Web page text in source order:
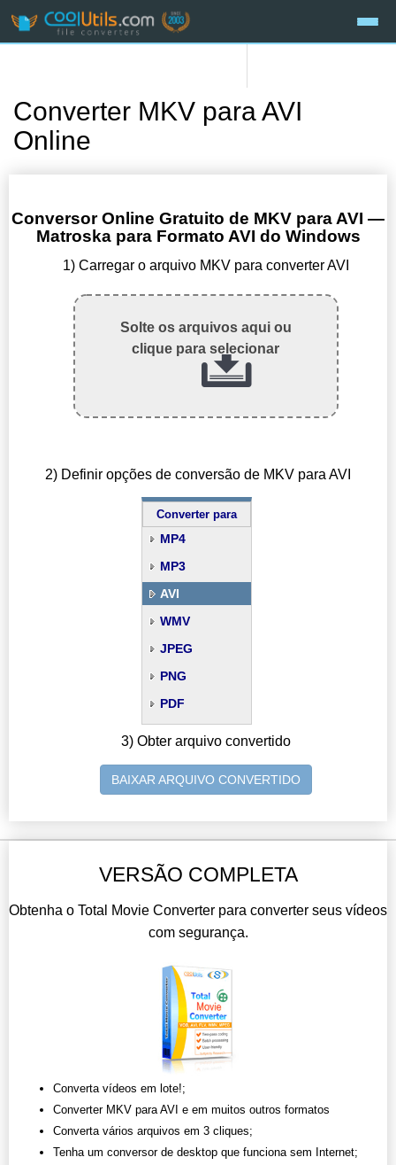
Converter MKV para AVI
Online
Conversor Online Gratuito de MKV para AVI —
Matroska para Formato AVI do Windows
1) Carregar o arquivo MKV para converter AVI
Solte os arquivos aqui ou
clique para selecionar
2) Definir opções de conversão de MKV para AVI
Converter para
MP4
MP3
AVI
WMV
JPEG
PNG
PDF
3) Obter arquivo convertido
BAIXAR ARQUIVO CONVERTIDO
VERSÃO COMPLETA
Obtenha o Total Movie Converter para converter seus vídeos
com segurança.
Converta vídeos em lote!;
Converter MKV para AVI e em muitos outros formatos
Converta vários arquivos em 3 cliques;
Tenha um conversor de desktop que funciona sem Internet;